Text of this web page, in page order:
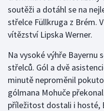
soutěži a dotáhl se na
střelce Füllkruga z Brém.
vítězství Lipska Werner.
Na vysoké výhře Bayernu
střelců. Gól a dvě
minutě neproměnil
gólmana Mohuče
příležitost dostali i hosté,